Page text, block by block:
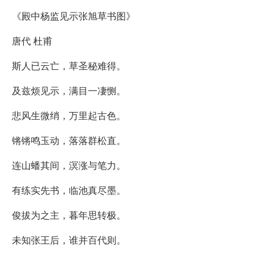
《殿中杨监见示张旭草书图》
唐代 杜甫
斯人已云亡，草圣秘难得。
及兹烦见示，满目一凄恻。
悲风生微绡，万里起古色。
锵锵鸣玉动，落落群松直。
连山蟠其间，溟涨与笔力。
有练实先书，临池真尽墨。
俊拔为之主，暮年思转极。
未知张王后，谁并百代则。